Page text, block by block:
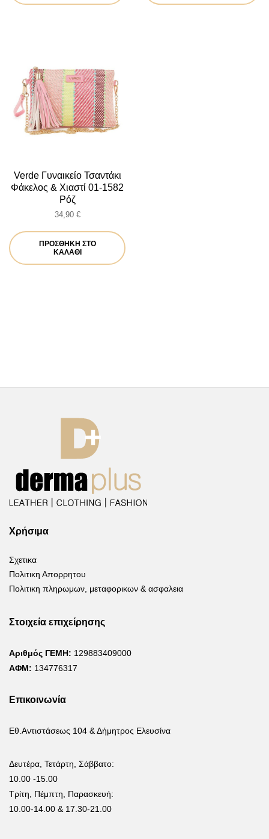
Verde Γυναικείο Τσαντάκι
Φάκελος & Χιαστί 01-1582
Ρόζ
34,90 €
ΠΡΟΣΘΉΚΗ ΣΤΟ
ΚΑΛΆΘΙ
Χρήσιμα
Σχετικα
Πολιτικη Απορρητου
Πολιτικη πληρωμων, μεταφορικων & ασφαλεια
Στοιχεία επιχείρησης
Αριθμός ΓΕΜΗ: 129883409000
ΑΦΜ: 134776317
Επικοινωνία
Εθ.Αντιστάσεως 104 & Δήμητρος Ελευσίνα
Δευτέρα, Τετάρτη, Σάββατο:
10.00 -15.00
Τρίτη, Πέμπτη, Παρασκευή:
10.00-14.00 & 17.30-21.00